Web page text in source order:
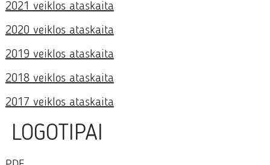
2021 veiklos ataskaita
2020 veiklos ataskaita
2019 veiklos ataskaita
2018 veiklos ataskaita
2017 veiklos ataskaita
LOGOTIPAI